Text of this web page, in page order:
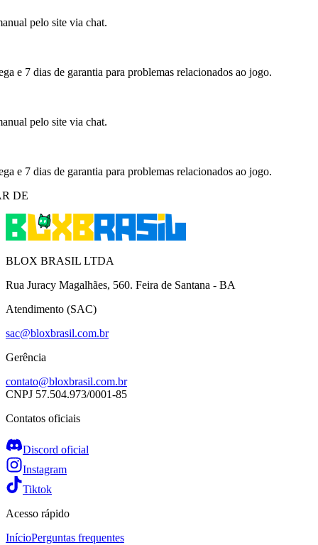
pelo site via chat.
e 7 dias de garantia para problemas relacionados ao jogo.
pelo site via chat.
e 7 dias de garantia para problemas relacionados ao jogo.
DE
BLOX BRASIL LTDA
Rua Juracy Magalhães, 560. Feira de Santana - BA
Atendimento (SAC)
sac@bloxbrasil.com.br
Gerência
contato@bloxbrasil.com.br
CNPJ 57.504.973/0001-85
Contatos oficiais
Discord oficial
Instagram
Tiktok
Acesso rápido
InícioPerguntas frequentes